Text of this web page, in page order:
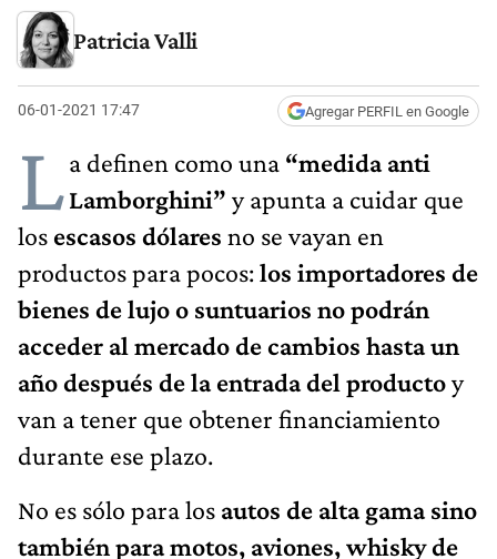
Patricia Valli
06-01-2021 17:47 Agregar PERFIL en Google
La definen como una “medida anti
Lamborghini” y apunta a cuidar que
los escasos dólares no se vayan en
productos para pocos:los importadores de
bienes de lujo o suntuarios no podrán
acceder al mercado de cambios hasta un
año después de la entrada del productoy
van a tener que obtener financiamiento
durante ese plazo.
No es sólo para los autos de alta gama sino
también para motos, aviones, whisky de